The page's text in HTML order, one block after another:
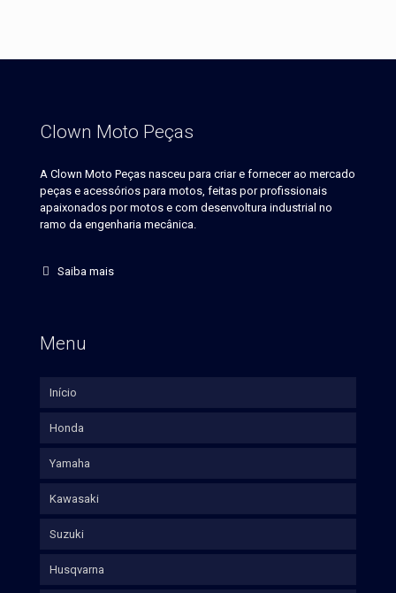
Clown Moto Peças
A Clown Moto Peças nasceu para criar e fornecer ao mercado
peças e acessórios para motos, feitas por profissionais
apaixonados por motos e com desenvoltura industrial no
ramo da engenharia mecânica.
Saiba mais
Menu
Início
Honda
Yamaha
Kawasaki
Suzuki
Husqvarna